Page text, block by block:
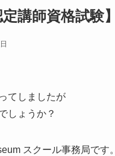
講師資格試験
てしましたが
しょうか？
スクール事務局です。